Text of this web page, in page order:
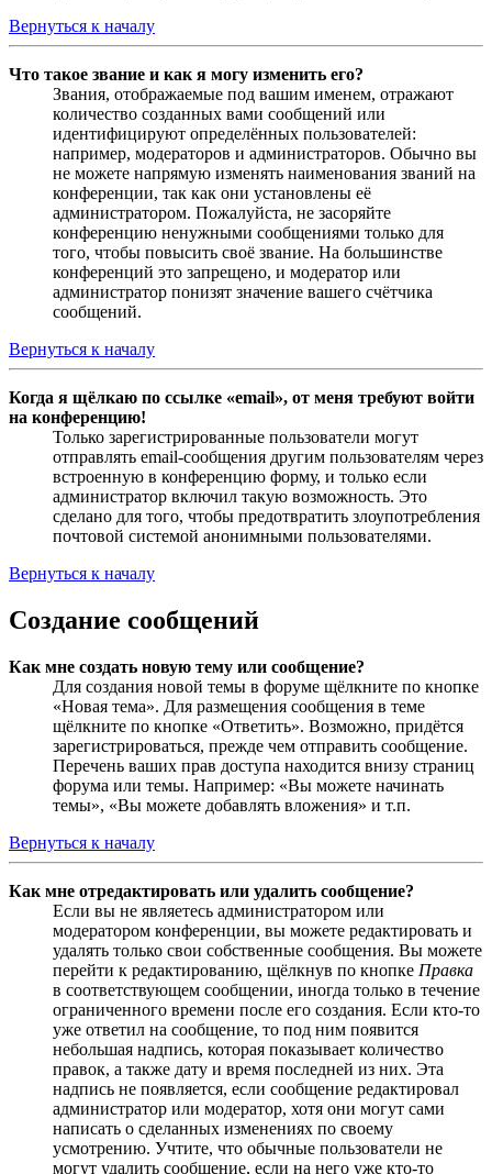
Вернуться к началу
Что такое звание и как я могу изменить его?
Звания, отображаемые под вашим именем, отражают
количество созданных вами сообщений или
идентифицируют определённых пользователей:
например, модераторов и администраторов. Обычно вы
не можете напрямую изменять наименования званий на
конференции, так как они установлены её
администратором. Пожалуйста, не засоряйте
конференцию ненужными сообщениями только для
того, чтобы повысить своё звание. На большинстве
конференций это запрещено, и модератор или
администратор понизят значение вашего счётчика
сообщений.
Вернуться к началу
Когда я щёлкаю по ссылке «email», от меня требуют войти
на конференцию!
Только зарегистрированные пользователи могут
отправлять email-сообщения другим пользователям через
встроенную в конференцию форму, и только если
администратор включил такую возможность. Это
сделано для того, чтобы предотвратить злоупотребления
почтовой системой анонимными пользователями.
Вернуться к началу
Создание сообщений
Как мне создать новую тему или сообщение?
Для создания новой темы в форуме щёлкните по кнопке
«Новая тема». Для размещения сообщения в теме
щёлкните по кнопке «Ответить». Возможно, придётся
зарегистрироваться, прежде чем отправить сообщение.
Перечень ваших прав доступа находится внизу страниц
форума или темы. Например: «Вы можете начинать
темы», «Вы можете добавлять вложения» и т.п.
Вернуться к началу
Как мне отредактировать или удалить сообщение?
Если вы не являетесь администратором или
модератором конференции, вы можете редактировать и
удалять только свои собственные сообщения. Вы можете
перейти к редактированию, щёлкнув по кнопке Правка
в соответствующем сообщении, иногда только в течение
ограниченного времени после его создания. Если кто-то
уже ответил на сообщение, то под ним появится
небольшая надпись, которая показывает количество
правок, а также дату и время последней из них. Эта
надпись не появляется, если сообщение редактировал
администратор или модератор, хотя они могут сами
написать о сделанных изменениях по своему
усмотрению. Учтите, что обычные пользователи не
могут удалить сообщение, если на него уже кто-то